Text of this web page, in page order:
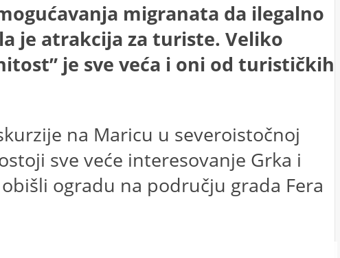
migranata da ilegalno
je atrakcija za turiste. Veliko
je sve veća i oni od turističkih
na Maricu u severoistočnoj
sve veće interesovanje Grka i
ogradu na području grada Fera